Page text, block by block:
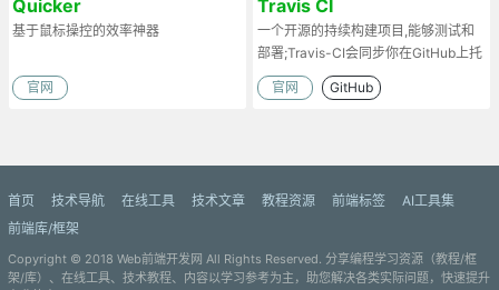
Quicker
基于鼠标操控的效率神器
官网
Travis CI
一个开源的持续构建项目,能够测试和
部署;Travis-CI会同步你在GitHub上托
管的项目
官网 GitHub
首页 技术导航 在线工具 技术文章 教程资源 前端标签
AI工具集
前端库/框架